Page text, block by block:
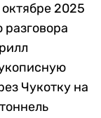
2025
разговора
Чукотку на